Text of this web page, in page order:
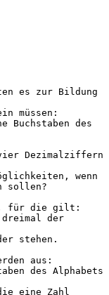
es zur Bildung
müssen:
Buchstaben des
Dezimalziffern
wenn
sollen?
für die gilt:
dreimal der
stehen.
aus:
des Alphabets
eine Zahl